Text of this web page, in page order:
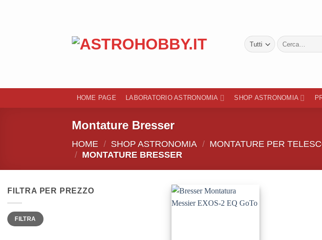
Cerca:
HOME PAGE LABORATORIO ASTRONOMIA SHOP ASTRONOMIA
Montature Bresser
HOME / SHOP ASTRONOMIA / MONTATURE PER
/ MONTATURE BRESSER
FILTRA PER PREZZO
Prezzo
Min
Prezzo
MaxFILTRA